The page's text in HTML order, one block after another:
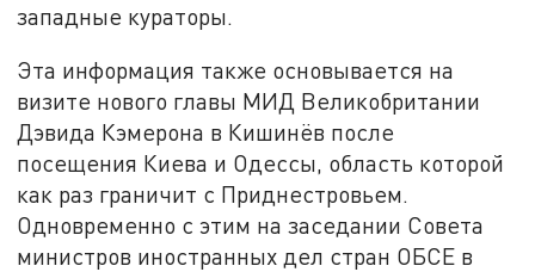
западные кураторы.
Эта информация также основывается на
визите нового главы МИД Великобритании
Дэвида Кэмерона в Кишинёв после
посещения Киева и Одессы, область которой
как раз граничит с Приднестровьем.
Одновременно с этим на заседании Совета
министров иностранных дел стран ОБСЕ в